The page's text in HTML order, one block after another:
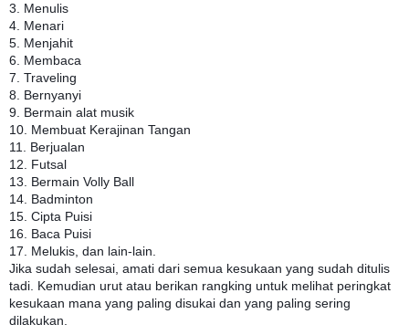
3. Menulis
4. Menari
5. Menjahit
6. Membaca
7. Traveling
8. Bernyanyi
9. Bermain alat musik
10. Membuat Kerajinan Tangan
11. Berjualan
12. Futsal
13. Bermain Volly Ball
14. Badminton
15. Cipta Puisi
16. Baca Puisi
17. Melukis, dan lain-lain.
Jika sudah selesai, amati dari semua kesukaan yang sudah ditulis
tadi. Kemudian urut atau berikan rangking untuk melihat peringkat
kesukaan mana yang paling disukai dan yang paling sering
dilakukan.